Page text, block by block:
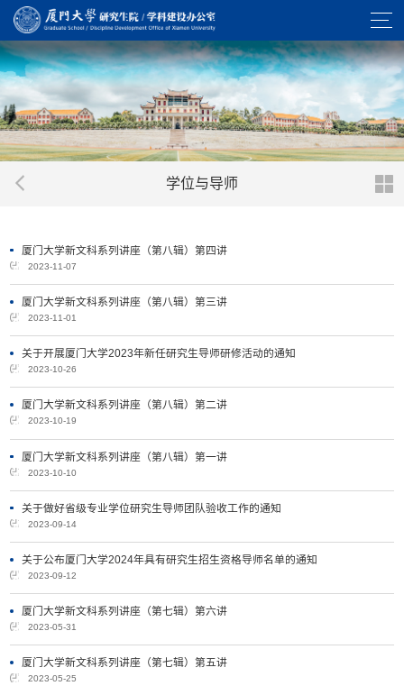
学位与导师
厦门大学新文科系列讲座（第八辑）第四讲
2023-11-07
厦门大学新文科系列讲座（第八辑）第三讲
2023-11-01
关于开展厦门大学2023年新任研究生导师研修活动的通知
2023-10-26
厦门大学新文科系列讲座（第八辑）第二讲
2023-10-19
厦门大学新文科系列讲座（第八辑）第一讲
2023-10-10
关于做好省级专业学位研究生导师团队验收工作的通知
2023-09-14
关于公布厦门大学2024年具有研究生招生资格导师名单的通知
2023-09-12
厦门大学新文科系列讲座（第七辑）第六讲
2023-05-31
厦门大学新文科系列讲座（第七辑）第五讲
2023-05-25